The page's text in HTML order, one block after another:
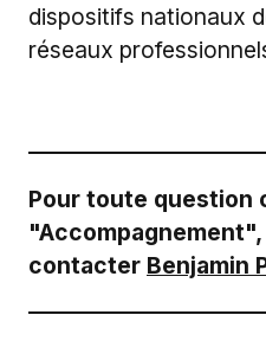
Pour toute question
contacter Benjamin
dispositifs nationaux
réseaux